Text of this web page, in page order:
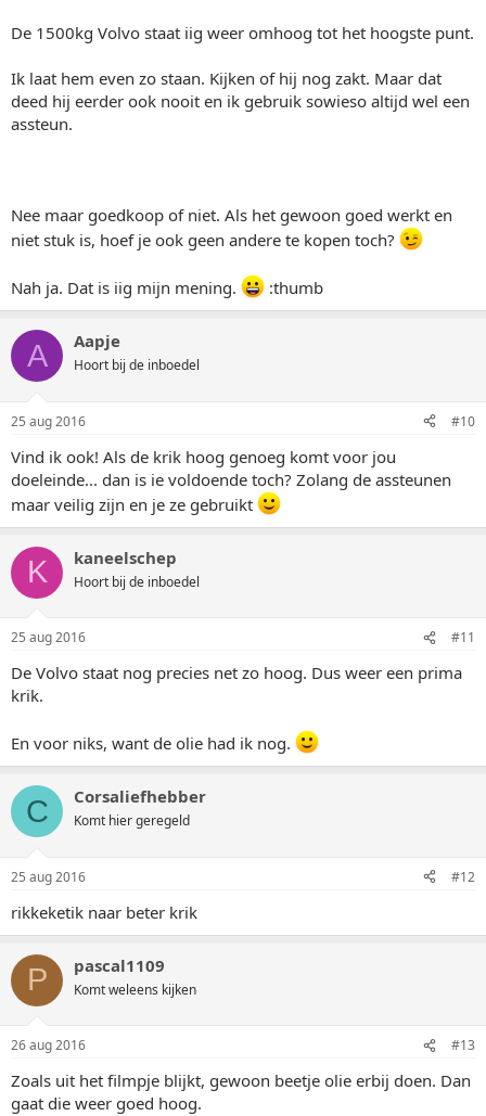
De 1500kg Volvo staat iig weer omhoog tot het hoogste punt.
Ik laat hem even zo staan. Kijken of hij nog zakt. Maar dat
deed hij eerder ook nooit en ik gebruik sowieso altijd wel een
assteun.
Nee maar goedkoop of niet. Als het gewoon goed werkt en
niet stuk is, hoef je ook geen andere te kopen toch?
Nah ja. Dat is iig mijn mening. :thumb
A Aapje
Hoort bij de inboedel
25 aug 2016 #10
Vind ik ook! Als de krik hoog genoeg komt voor jou
doeleinde... dan is ie voldoende toch? Zolang de assteunen
maar veilig zijn en je ze gebruikt
K kaneelschep
Hoort bij de inboedel
25 aug 2016 #11
De Volvo staat nog precies net zo hoog. Dus weer een prima
krik.
En voor niks, want de olie had ik nog.
C Corsaliefhebber
Komt hier geregeld
25 aug 2016 #12
rikkeketik naar beter krik
P pascal1109
Komt weleens kijken
26 aug 2016 #13
Zoals uit het filmpje blijkt, gewoon beetje olie erbij doen. Dan
gaat die weer goed hoog.